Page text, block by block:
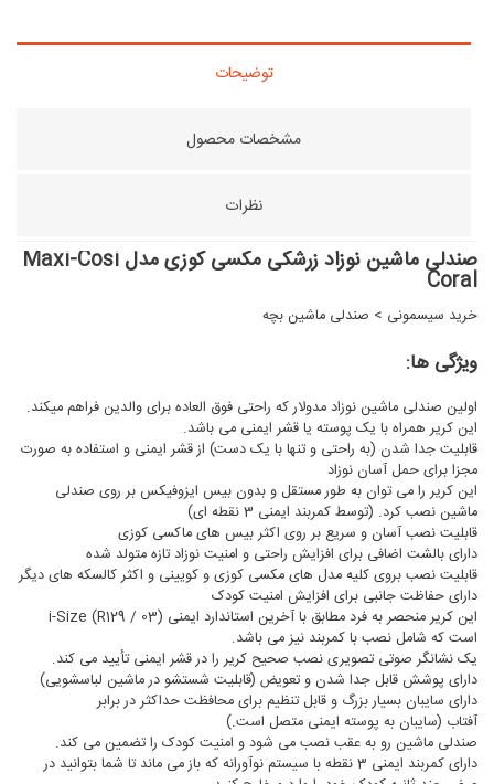
توضیحات
مشخصات محصول
نظرات
صندلی ماشین نوزاد زرشکی مکسی کوزی مدل Maxi-Cosi
Coral
خرید سیسمونی > صندلی ماشین بچه
ویژگی ها:
اولین صندلی ماشین نوزاد مدولار که راحتی فوق العاده برای والدین فراهم میکند.
این کریر همراه با یک پوسته یا قشر ایمنی می باشد.
قابلیت جدا شدن (به راحتی و تنها با یک دست) از قشر ایمنی و استفاده به صورت
مجزا برای حمل آسان نوزاد
این کریر را می توان به طور مستقل و بدون بیس ایزوفیکس بر روی صندلی
ماشین نصب کرد. (توسط کمربند ایمنی 3 نقطه ای)
قابلیت نصب آسان و سریع بر روی اکثر بیس های ماکسی کوزی
دارای بالشت اضافی برای افزایش راحتی و امنیت نوزاد تازه متولد شده
قابلیت نصب بروی کلیه مدل های مکسی کوزی و کویینی و اکثر کالسکه های دیگر
دارای حفاظت جانبی برای افزایش امنیت کودک
این کریر منحصر به فرد مطابق با آخرین استاندارد ایمنی (i-Size (R129 / 03
است که شامل نصب با کمربند نیز می باشد.
یک نشانگر صوتی تصویری نصب صحیح کریر را در قشر ایمنی تأیید می کند.
دارای پوشش قابل جدا شدن و تعویض (قابلیت شستشو در ماشین لباسشویی)
دارای سایبان بسیار بزرگ و قابل تنظیم برای محافظت حداکثر در برابر
آفتاب (سایبان به پوسته ایمنی متصل است.)
صندلی ماشین رو به عقب نصب می شود و امنیت کودک را تضمین می کند.
دارای کمربند ایمنی 3 نقطه با سیستم نوآورانه که باز می ماند تا شما بتوانید در